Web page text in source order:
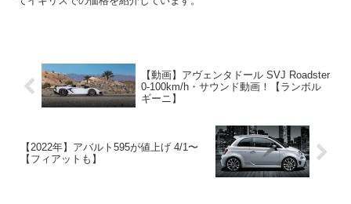
【動画】アヴェンタドール SVJ Roadster
0-100km/h・サウンド動画！【ランボル
ギーニ】
【2022年】アバルト595が値上げ 4/1〜
【フィアットも】